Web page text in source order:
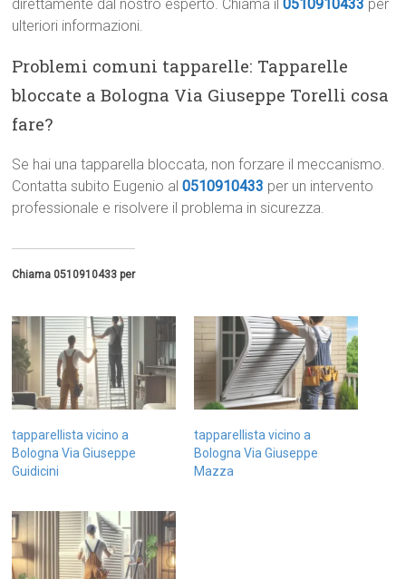
direttamente dal nostro esperto. Chiama il0510910433 per
ulteriori informazioni.
Problemi comuni tapparelle: Tapparelle
bloccate a Bologna Via Giuseppe Torelli cosa
fare?
Se hai una tapparella bloccata, non forzare il meccanismo.
Contatta subito Eugenio al0510910433 per un intervento
professionale e risolvere il problema in sicurezza.
Chiama 0510910433 per
tapparellista vicino a
Bologna Via Giuseppe
Guidicini
tapparellista vicino a
Bologna Via Giuseppe
Mazza